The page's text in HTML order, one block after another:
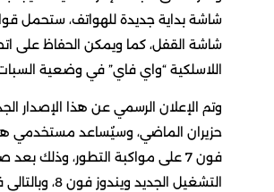
بداية جديدة للهواتف، ستحمل قوائم على
القفل، كما ويمكن الحفاظ على اتصال الشبكة
“واي فاي” في وضعية السبات.
الرسمي عن هذا الإصدار الجديد في يونيو/
الماضي، وسيٌساعد مستخدمي هواتف ويندوز
فون 7 على مواكبة التطور، وذلك بعد صدور نظام
التشغيل الجديد ويندوز فون 8، وبالتالي فإن التحديث